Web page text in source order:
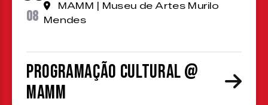
08
MAMM | Museu de Artes Murilo
Mendes
Programação cultural @
MAMM